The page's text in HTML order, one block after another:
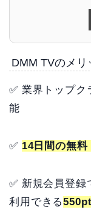
DMM TVのメリ
✅ 業界トップク
能
✅ 14日間の無
✅ 新規会員登
利用できる